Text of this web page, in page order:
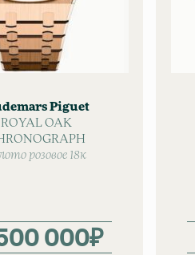
Piguet
ROYAL OAK
розовое 18к
000₽